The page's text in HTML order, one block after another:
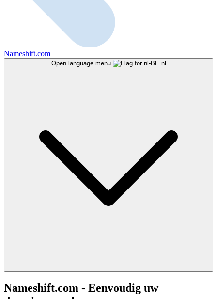
Nameshift.com
Open language menu nl
Nameshift.com - Eenvoudig uw